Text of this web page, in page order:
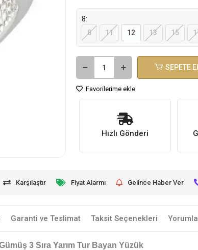
8:
8
11 12 13 15
SEPETE
Favorilerime ekle
Hızlı Gönderi
Karşılaştır Fiyat Alarmı Gelince Haber Ver
Garanti ve Teslimat Taksit Seçenekleri
3 Sıra Yarım Tur Bayan Yüzük